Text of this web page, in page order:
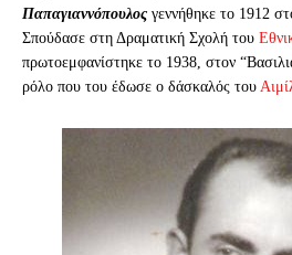
Παπαγιαννόπουλος γεννήθηκε το 1912
Σπούδασε στη Δραματική Σχολή του
πρωτοεμφανίστηκε το 1938, στον
ρόλο που του έδωσε ο δάσκαλός του